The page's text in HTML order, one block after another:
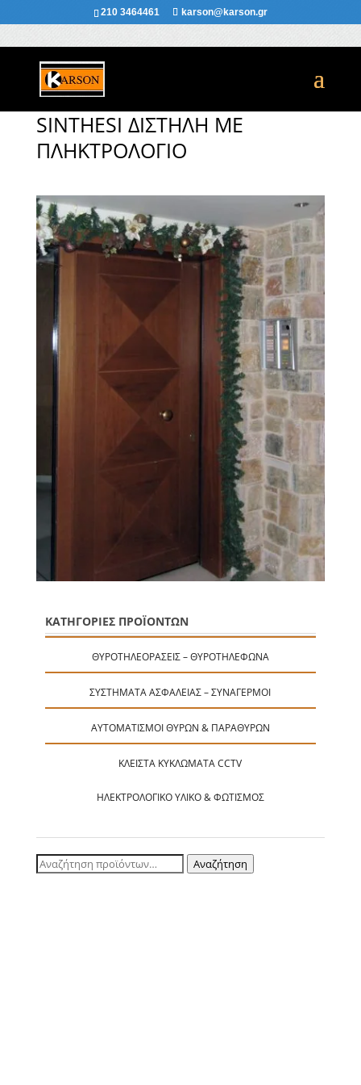
210 3464461 karson@karson.gr
SINTHESI ΔΙΣΤΗΛΗ ΜΕ
ΠΛΗΚΤΡΟΛΟΓΙΟ
ΚΑΤΗΓΟΡΙΕΣ ΠΡΟΪΟΝΤΩΝ
ΘΥΡΟΤΗΛΕΟΡΆΣΕΙΣ – ΘΥΡΟΤΗΛΈΦΩΝΑ
ΣΥΣΤΉΜΑΤΑ ΑΣΦΑΛΕΊΑΣ – ΣΥΝΑΓΕΡΜΟΊ
ΑΥΤΟΜΑΤΙΣΜΟΊ ΘΥΡΏΝ & ΠΑΡΑΘΎΡΩΝ
ΚΛΕΙΣΤΆ ΚΥΚΛΏΜΑΤΑ CCTV
ΗΛΕΚΤΡΟΛΟΓΙΚΌ ΥΛΙΚΌ & ΦΩΤΙΣΜΌΣ
Αναζήτηση
Αναζήτηση